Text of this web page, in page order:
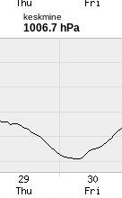
keskmine
1006.7 hPa